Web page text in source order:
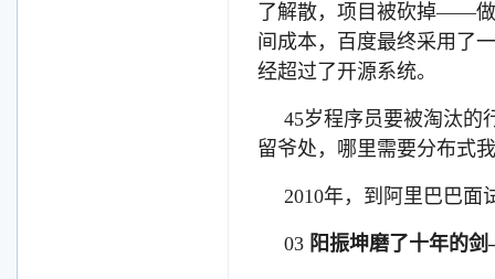
了解散，项目被砍掉——
间成本，百度最终采用了
经超过了开源系统。
45岁程序员要被淘汰的
留爷处，哪里需要分布式
2010年，到阿里巴巴面
03 阳振坤磨了十年的